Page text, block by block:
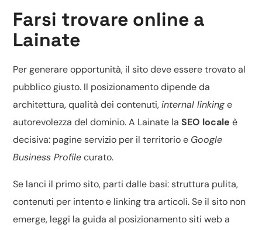
Farsi trovare online a
Lainate
Per generare opportunità, il sito deve essere trovato al
pubblico giusto. Il posizionamento dipende da
architettura, qualità dei contenuti,internal linkinge
autorevolezza del dominio. A Lainate laSEO locale è
decisiva: pagine servizio per il territorio e Google
Business Profilecurato.
Se lanci il primo sito, parti dalle basi: struttura pulita,
contenuti per intento e linking tra articoli. Se il sito non
emerge, leggi la guida al posizionamento siti web a